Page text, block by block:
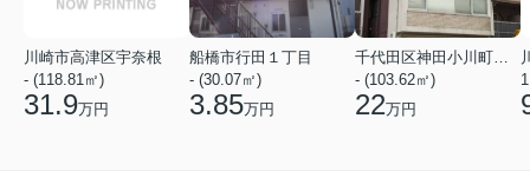
川崎市高津区宇奈根
- (118.81㎡)
31.9万円
船橋市行田１丁目
- (30.07㎡)
3.85万円
- (103.62㎡)
22万円